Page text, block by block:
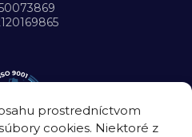
prostredníctvom
cookies. Niektoré z